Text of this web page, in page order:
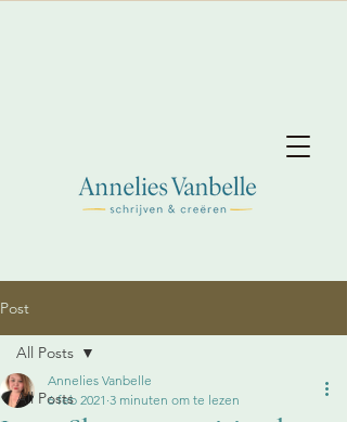
Post
All Posts
All Posts
Annelies Vanbelle
6 feb 2021 3 minuten om te lezen